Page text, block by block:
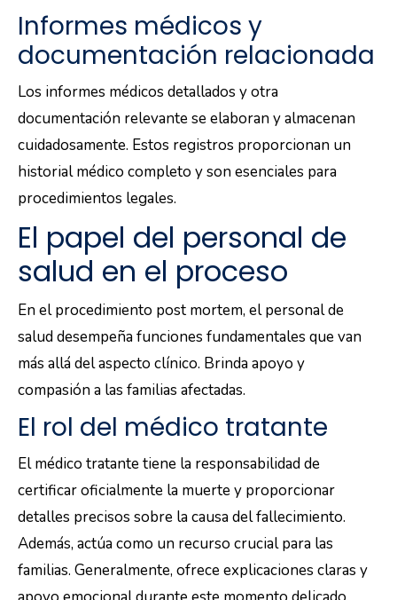
Informes médicos y
documentación relacionada
Los informes médicos detallados y otra
documentación relevante se elaboran y almacenan
cuidadosamente. Estos registros proporcionan un
historial médico completo y son esenciales para
procedimientos legales.
El papel del personal de
salud en el proceso
En el procedimiento post mortem, el personal de
salud desempeña funciones fundamentales que van
más allá del aspecto clínico. Brinda apoyo y
compasión a las familias afectadas.
El rol del médico tratante
El médico tratante tiene la responsabilidad de
certificar oficialmente la muerte y proporcionar
detalles precisos sobre la causa del fallecimiento.
Además, actúa como un recurso crucial para las
familias. Generalmente, ofrece explicaciones claras y